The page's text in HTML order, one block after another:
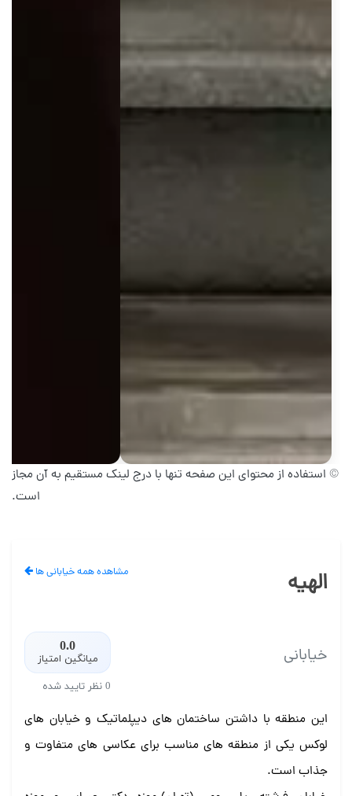
© استفاده از محتوای این صفحه تنها با درج لینک مستقیم به آن مجاز
است.
الهیه مشاهده همه خیابانی ها
خیابانی 0.0
میانگین امتیاز
0 نظر تایید شده
این منطقه با داشتن ساختمان های دیپلماتیک و خیابان های
لوکس یکی از منطقه های مناسب برای عکاسی های متفاوت و
جذاب است.